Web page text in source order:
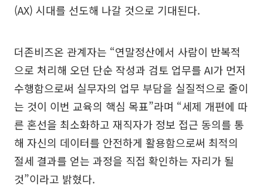
(AX) 시대를 선도해 나갈 것으로 기대된다.
더존비즈온 관계자는 “연말정산에서 사람이 반복적
으로 처리해 오던 단순 작성과 검토 업무를 AI가 먼저
수행함으로써 실무자의 업무 부담을 실질적으로 줄이
는 것이 이번 교육의 핵심 목표”라며 “세제 개편에 따
른 혼선을 최소화하고 재직자가 정보 접근 동의를 통
해 자신의 데이터를 안전하게 활용함으로써 최적의
절세 결과를 얻는 과정을 직접 확인하는 자리가 될
것”이라고 밝혔다.